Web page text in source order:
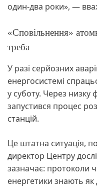
один-два роки», —
«Сповільнення»
треба
У разі серйозних
енергосистемі
у суботу. Через низку
запустився процес
станцій.
Це штатна ситуація,
директор Центру
зазначає: протоколи
енергетики знають як